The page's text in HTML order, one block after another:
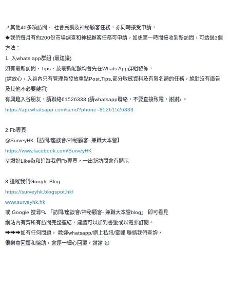
📌其他40多項訪問、 社會民調及神秘顧客任務，亦同時接受申請，
🍁我們每月有約200份市場調查和神秘顧客任務可申請，如想第一時間接收到新訪問，可透過3個
方法：
1. 入whats app群組 (最建議)
如有最新訪問、Tips、及最新配額均會先在Whats App群組發佈，
[請放心，入谷內只有管理員發放重點Post,Tips,部分敏感資料及有限名額的任務，絶對沒有廣告
及其他不必要雜訊]
有興趣入谷朋友，請聯絡61526333 (請whatsapp聯絡，不要直接致電，謝謝) 。
https://api.whatsapp.com/send?phone=85261526333
2.Fb專頁
@SurveyHK【訪問/座談會/神秘顧客- 兼職大本營】
https://www.facebook.com/SurveyHK
💡讚好Like👍和追蹤我們Fb專頁，一出新訪問會有顯示
3.追蹤我們Google Blog
https://surveyhk.blogspot.hk/
www.surveyhk.hk
或 Google 搜尋🔍 「訪問/座談會/神秘顧客- 兼職大本營blog」 即可看見
網站內有齊所有訪問完整連結，建議可以加到書籤或以電郵訂閱。
➡➡➡如有任何問題， 歡迎whatsapp/網上私訊/電郵 聯絡我們查詢，
很樂意回覆和恊助，會逐一細心回覆，謝謝 😄